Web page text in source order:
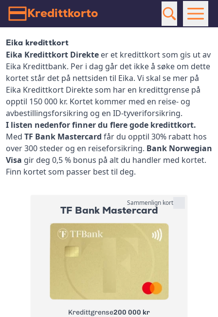
Kredittkorto
Eika kredittkort
Eika Kredittkort Direkte er et kredittkort som gis ut av
Eika Kredittbank. Per i dag går det ikke å søke om dette
kortet står det på nettsiden til Eika. Vi skal se mer på
Eika Kredittkort Direkte som har en kredittgrense på
opptil 150 000 kr. Kortet kommer med en reise- og
avbestillingsforsikring og en ID-tyveriforsikring.
I listen nedenfor finner du flere gode kredittkort.
Med TF Bank Mastercard får du opptil 30% rabatt hos
over 300 steder og en reiseforsikring. Bank Norwegian
Visa gir deg 0,5 % bonus på alt du handler med kortet.
Finn kortet som passer best til deg.
Sammenlign kort
TF Bank Mastercard
Kredittgrense200 000 kr